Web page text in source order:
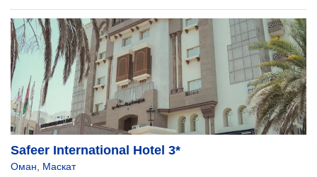
Safeer International Hotel 3*
Оман Маскат